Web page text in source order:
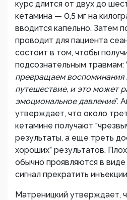
курс длится от двух до
кетамина — 0,5 мг на
вводится капельно. Затем
проводит для пациента
состоит в том, чтобы
подсознательным травмам:
превращаем воспоминания
путешествие, и это может
эмоциональное давление”.
утверждает, что около
кетамине получают
результаты, а еще треть
хороших” результатов.
обычно проявляются в виде
сигнал прекратить
Матреницкий утверждает,